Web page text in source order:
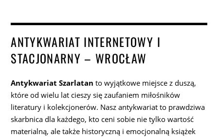
ANTYKWARIAT INTERNETOWY I
STACJONARNY – WROCŁAW
Antykwariat Szarlatan to wyjątkowe miejsce z duszą,
które od wielu lat cieszy się zaufaniem miłośników
literatury i kolekcjonerów. Nasz antykwariat to prawdziwa
skarbnica dla każdego, kto ceni sobie nie tylko wartość
materialną, ale także historyczną i emocjonalną książek